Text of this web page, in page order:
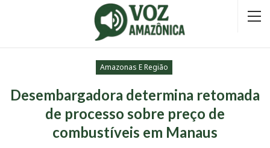
Amazonas E Região
Desembargadora determina retomada
de processo sobre preço de
combustíveis em Manaus